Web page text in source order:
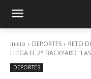
Inicio DEPORTES
RETO
LLEGA EL 2° BACKYARD
DEPORTES